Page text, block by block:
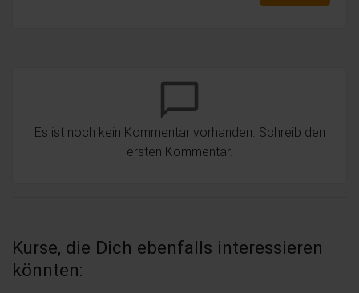
chat_bubble_outline
Es ist noch kein Kommentar vorhanden. Schreib den
ersten Kommentar.
Kurse, die Dich ebenfalls interessieren
könnten: